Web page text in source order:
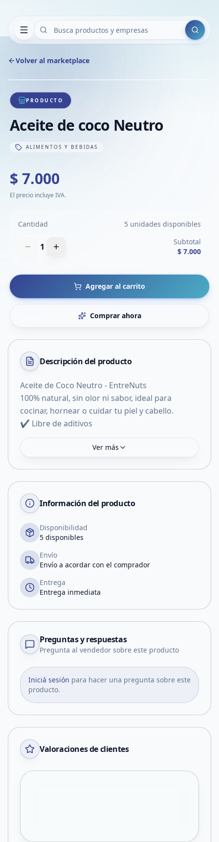
Buscar
Volver al marketplace
1/1
PRODUCTO
Aceite de coco Neutro
ALIMENTOS Y BEBIDAS
$ 7.000
El precio incluye IVA.
Cantidad 5 unidades disponibles
1
Subtotal
$ 7.000
Agregar al carrito
Comprar ahora
Descripción del producto
Aceite de Coco Neutro - EntreNuts
100% natural, sin olor ni sabor, ideal para
cocinar, hornear o cuidar tu piel y cabello.
✔️ Libre de aditivos
Ver más
Información del producto
Disponibilidad
5 disponibles
Envío
Envío a acordar con el comprador
Entrega
Entrega inmediata
Preguntas y respuestas
Pregunta al vendedor sobre este producto
Iniciá sesión para hacer una pregunta sobre este
producto.
Valoraciones de clientes